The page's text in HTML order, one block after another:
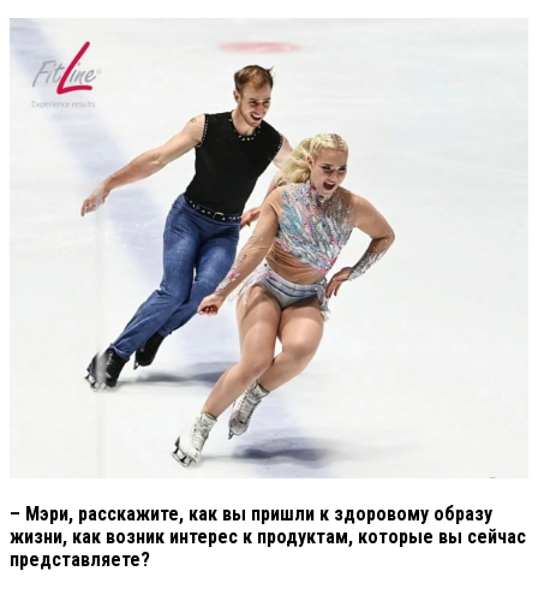
– Мэри, расскажите, как вы пришли к здоровому образу
жизни, как возник интерес к продуктам, которые вы сейчас
представляете?